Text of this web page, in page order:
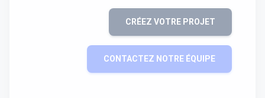
CRÉEZ VOTRE PROJET
CONTACTEZ NOTRE ÉQUIPE